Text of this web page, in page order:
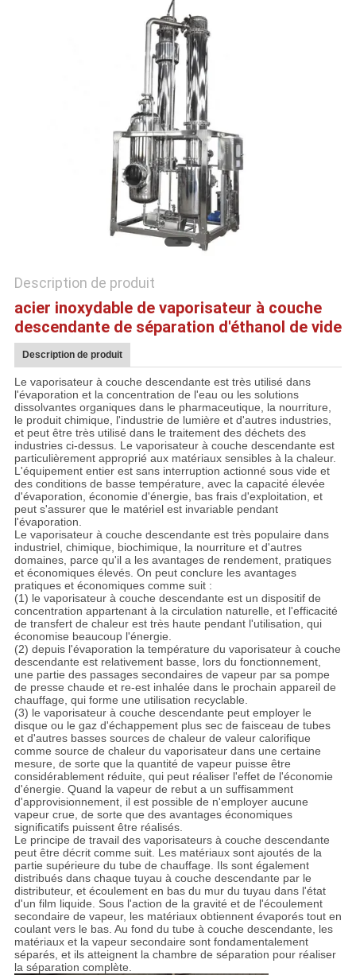
POLITIQUE
DE
CONFIDENTIALITÉ
Description de produit
acier inoxydable de vaporisateur à couche
descendante de séparation d'éthanol de vide
Description de produit
Le vaporisateur à couche descendante est très utilisé dans
l'évaporation et la concentration de l'eau ou les solutions
dissolvantes organiques dans le pharmaceutique, la nourriture,
le produit chimique, l'industrie de lumière et d'autres industries,
et peut être très utilisé dans le traitement des déchets des
industries ci-dessus. Le vaporisateur à couche descendante est
particulièrement approprié aux matériaux sensibles à la chaleur.
L'équipement entier est sans interruption actionné sous vide et
des conditions de basse température, avec la capacité élevée
d'évaporation, économie d'énergie, bas frais d'exploitation, et
peut s'assurer que le matériel est invariable pendant
l'évaporation.
Le vaporisateur à couche descendante est très populaire dans
industriel, chimique, biochimique, la nourriture et d'autres
domaines, parce qu'il a les avantages de rendement, pratiques
et économiques élevés. On peut conclure les avantages
pratiques et économiques comme suit :
(1) le vaporisateur à couche descendante est un dispositif de
concentration appartenant à la circulation naturelle, et l'efficacité
de transfert de chaleur est très haute pendant l'utilisation, qui
économise beaucoup l'énergie.
(2) depuis l'évaporation la température du vaporisateur à couche
descendante est relativement basse, lors du fonctionnement,
une partie des passages secondaires de vapeur par sa pompe
de presse chaude et re-est inhalée dans le prochain appareil de
chauffage, qui forme une utilisation recyclable.
(3) le vaporisateur à couche descendante peut employer le
disque ou le gaz d'échappement plus sec de faisceau de tubes
et d'autres basses sources de chaleur de valeur calorifique
comme source de chaleur du vaporisateur dans une certaine
mesure, de sorte que la quantité de vapeur puisse être
considérablement réduite, qui peut réaliser l'effet de l'économie
d'énergie. Quand la vapeur de rebut a un suffisamment
d'approvisionnement, il est possible de n'employer aucune
vapeur crue, de sorte que des avantages économiques
significatifs puissent être réalisés.
Le principe de travail des vaporisateurs à couche descendante
peut être décrit comme suit. Les matériaux sont ajoutés de la
partie supérieure du tube de chauffage. Ils sont également
distribués dans chaque tuyau à couche descendante par le
distributeur, et écoulement en bas du mur du tuyau dans l'état
d'un film liquide. Sous l'action de la gravité et de l'écoulement
secondaire de vapeur, les matériaux obtiennent évaporés tout en
coulant vers le bas. Au fond du tube à couche descendante, les
matériaux et la vapeur secondaire sont fondamentalement
séparés, et ils atteignent la chambre de séparation pour réaliser
la séparation complète.